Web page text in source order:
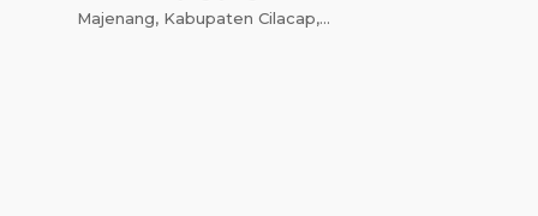
Majenang, Kabupaten Cilacap,...